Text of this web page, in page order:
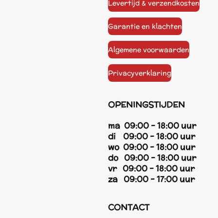
Levertijd & verzendkosten
Garantie en klachten
Algemene voorwaarden
Privacyverklaring
OPENINGSTIJDEN
ma 09:00 - 18:00 uur
di 09:00 - 18:00 uur
wo 09:00 - 18:00 uur
do 09:00 - 18:00 uur
vr 09:00 - 18:00 uur
za 09:00 - 17:00 uur
CONTACT